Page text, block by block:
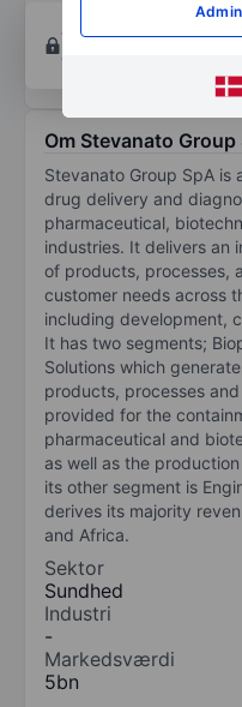
Afkast af egenkapital
Opret kontofor at få
og analyse værktøjer.
Om Stevanato Group
Stevanato Group SpA
drug delivery and
pharmaceutical,
industries. It delivers an
of products, processes,
customer needs across
including development,
It has two segments;
Solutions which
products, processes
provided for the
pharmaceutical and
as well as the
its other segment is
derives its majority
and Africa.
Sektor
Sundhed
Industri
-
Markedsværdi
5bn